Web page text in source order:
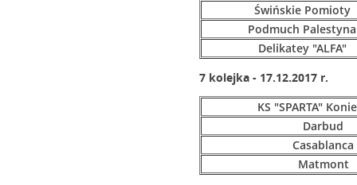
Świńskie Pomioty
Podmuch Palestyna
Delikatey "ALFA"
7 kolejka - 17.12.2017 r.
KS "SPARTA"
Darbud
Casablanca
Matmont